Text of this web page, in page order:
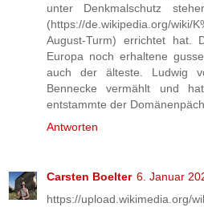
unter Denkmalschutz
(https://de.wikipedia.org/wiki/
August-Turm) errichtet hat.
Europa noch erhaltene
auch der älteste. Ludwig
Bennecke vermählt und
entstammte der
Antworten
Carsten Boelter 6. Januar
https://upload.wikimedia.org/